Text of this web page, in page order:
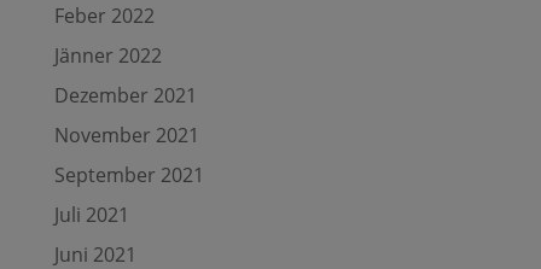
Feber 2022
Jänner 2022
Dezember 2021
November 2021
September 2021
Juli 2021
Juni 2021